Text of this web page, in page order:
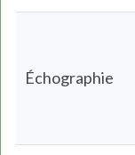
Échographie